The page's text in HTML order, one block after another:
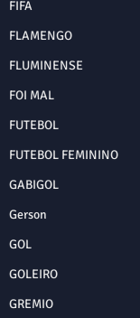
FIFA
FLAMENGO
FLUMINENSE
FOI MAL
FUTEBOL
FUTEBOL FEMININO
GABIGOL
Gerson
GOL
GOLEIRO
GREMIO